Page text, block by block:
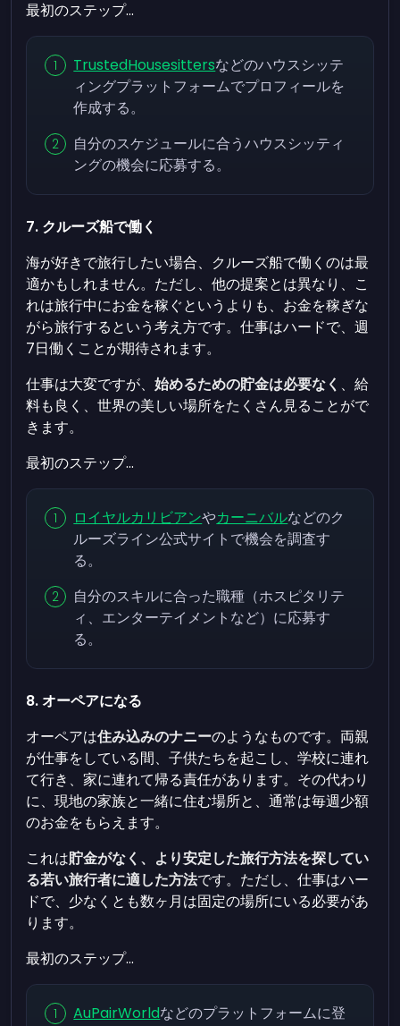
最初のステップ...
TrustedHousesittersなどのハウスシッテ
ィングプラットフォームでプロフィールを
作成する。
自分のスケジュールに合うハウスシッティ
ングの機会に応募する。
7. クルーズ船で働く
海が好きで旅行したい場合、クルーズ船で働くのは最
適かもしれません。ただし、他の提案とは異なり、こ
れは旅行中にお金を稼ぐというよりも、お金を稼ぎな
がら旅行するという考え方です。仕事はハードで、週
7日働くことが期待されます。
仕事は大変ですが、始めるための貯金は必要なく 、給
料も良く、世界の美しい場所をたくさん見ることがで
きます。
最初のステップ...
ロイヤルカリビアンやカーニバルなどのク
ルーズライン公式サイトで機会を調査す
る。
自分のスキルに合った職種（ホスピタリテ
ィ、エンターテイメントなど）に応募す
る。
8. オーペアになる
オーペアは住み込みのナニーのようなものです。両親
が仕事をしている間、子供たちを起こし、学校に連れ
て行き、家に連れて帰る責任があります。その代わり
に、現地の家族と一緒に住む場所と、通常は毎週少額
のお金をもらえます。
これは貯金がなく、より安定した旅行方法を探してい
る若い旅行者に適した方法です。ただし、仕事はハー
ドで、少なくとも数ヶ月は固定の場所にいる必要があ
ります。
最初のステップ...
AuPairWorldなどのプラットフォームに登